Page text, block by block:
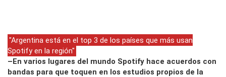
"Argentina está en el top 3 de los países que más usan
Spotify en la región"
–En varios lugares del mundo Spotify hace acuerdos con
bandas para que toquen en los estudios propios de la